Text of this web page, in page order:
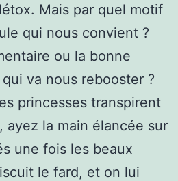
Mais par quel motif
qui nous convient ?
ou la bonne
va nous rebooster ?
princesses transpirent
ayez la main élancée sur
une fois les beaux
le fard, et on lui